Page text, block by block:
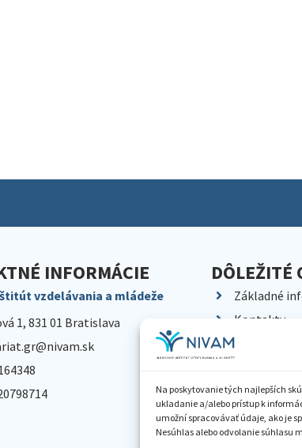
Na poskytovanie tých najlepších
ukladanie a/alebo prístup k
umožní spracovávať údaje, ako je
Nesúhlas alebo odvolanie súhlasu
INFORMÁCIE
vzdelávania a mládeže
1, 831 01 Bratislava
DÔLEŽITÉ
Základné
Kontakty
Kariéra
Pracoviská
Dokumenty
Knižnica